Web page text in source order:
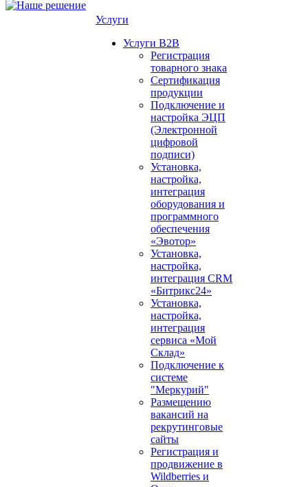
Услуги
Услуги B2B
Регистрация
товарного знака
Сертификация
продукции
Подключение и
настройка ЭЦП
(Электронной
цифровой
подписи)
Установка,
настройка,
интеграция
оборудования и
программного
обеспечения
«Эвотор»
Установка,
настройка,
интеграция CRM
«Битрикс24»
Установка,
настройка,
интеграция
сервиса «Мой
Склад»
Подключение к
системе
"Меркурий"
Размещению
вакансий на
рекрутинговые
сайты
Регистрация и
продвижение в
Wildberries и